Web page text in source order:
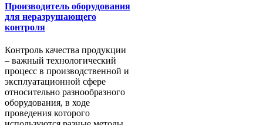
Производитель оборудования
для неразрушающего
контроля
Контроль качества продукции
– важный технологический
процесс в производственной и
эксплуатационной сфере
относительно разнообразного
оборудования, в ходе
проведения которого